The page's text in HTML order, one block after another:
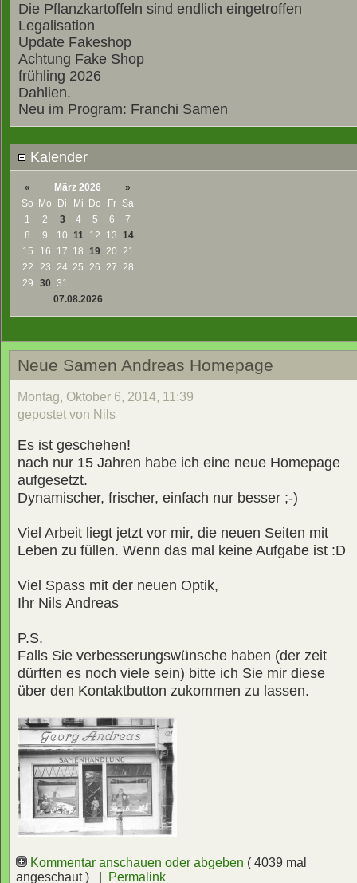
Die Pflanzkartoffeln sind endlich eingetroffen
Legalisation
Update Fakeshop
Achtung Fake Shop
frühling 2026
Dahlien.
Neu im Program: Franchi Samen
Kalender
« März 2026
»
So Mo Di Mi Do Fr
Sa
1
2 3 4 5 6
7
8
9 10 11 12 13 14
15
16 17 18 19 20 21
22
23 24 25 26 27 28
29
30 31
07.08.2026
Neue Samen Andreas Homepage
Montag, Oktober 6, 2014, 11:39
gepostet von Nils
Es ist geschehen!
nach nur 15 Jahren habe ich eine neue Homepage
aufgesetzt.
Dynamischer, frischer, einfach nur besser ;-)
Viel Arbeit liegt jetzt vor mir, die neuen Seiten mit
Leben zu füllen. Wenn das mal keine Aufgabe ist :D
Viel Spass mit der neuen Optik,
Ihr Nils Andreas
P.S.
Falls Sie verbesserungswünsche haben (der zeit
dürften es noch viele sein) bitte ich Sie mir diese
über den Kontaktbutton zukommen zu lassen.
Kommentar anschauen oder abgeben ( 4039 mal
angeschaut ) |
Permalink